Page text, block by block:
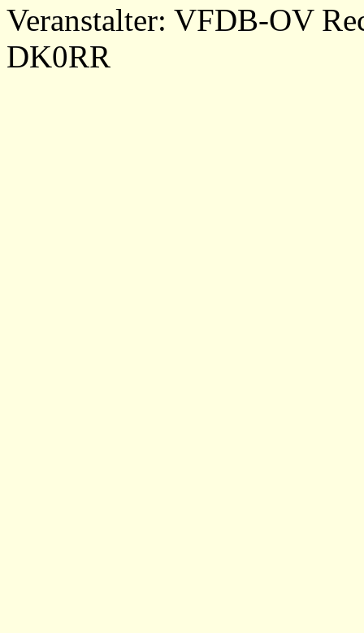
Veranstalter: VFDB-OV
DK0RR